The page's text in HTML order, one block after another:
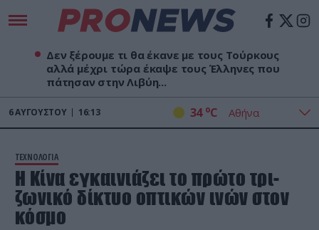
Δεν ξέρουμε τι θα έκανε με τους Τούρκους
αλλά μέχρι τώρα έκαψε τους Έλληνες που
πάτησαν στην Λιβύη...
6ΑΥΓΟΎΣΤΟΥ 16:13 34 oC
ΤΕΧΝΟΛΟΓΙΑ
Η Κίνα εγκαινιάζει το πρώτο τρι-
ζωνικό δίκτυο οπτικών ινών στον
κόσμο